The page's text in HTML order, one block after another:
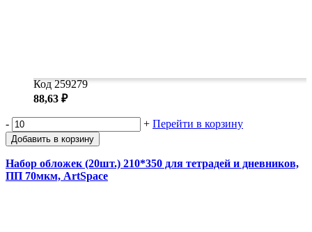
Код 259279
88,63 ₽
- + Перейти в корзину
Добавить в корзину
Набор обложек (20шт.) 210*350 для тетрадей и дневников,
ПП 70мкм, ArtSpace